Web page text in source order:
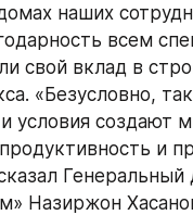
наших
всем
свой вклад в
«Безусловно,
условия создают
и
Назиржон